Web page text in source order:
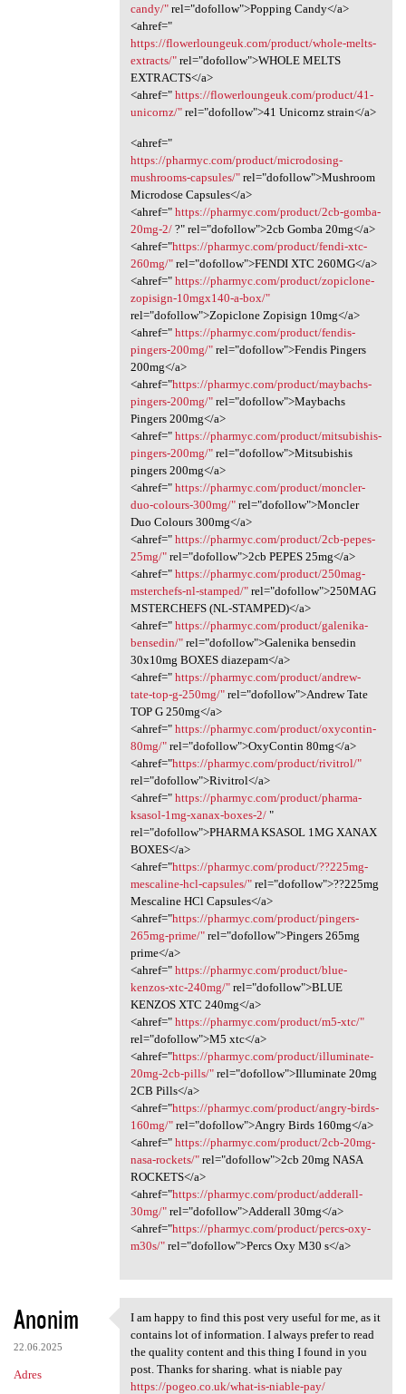
candy/"rel="dofollow">Popping Candy</a>
<ahref="
https://flowerloungeuk.com/product/whole-melts-
extracts/"rel="dofollow">WHOLE MELTS
EXTRACTS</a>
<ahref=" https://flowerloungeuk.com/product/41-
unicornz/"rel="dofollow">41 Unicornz strain</a>
<ahref="
https://pharmyc.com/product/microdosing-
mushrooms-capsules/"rel="dofollow">Mushroom
Microdose Capsules</a>
<ahref=" https://pharmyc.com/product/2cb-gomba-
20mg-2/?" rel="dofollow">2cb Gomba 20mg</a>
<ahref="https://pharmyc.com/product/fendi-xtc-
260mg/"rel="dofollow">FENDI XTC 260MG</a>
<ahref=" https://pharmyc.com/product/zopiclone-
zopisign-10mgx140-a-box/"
rel="dofollow">Zopiclone Zopisign 10mg</a>
<ahref=" https://pharmyc.com/product/fendis-
pingers-200mg/"rel="dofollow">Fendis Pingers
200mg</a>
<ahref="https://pharmyc.com/product/maybachs-
pingers-200mg/"rel="dofollow">Maybachs
Pingers 200mg</a>
<ahref=" https://pharmyc.com/product/mitsubishis-
pingers-200mg/"rel="dofollow">Mitsubishis
pingers 200mg</a>
<ahref=" https://pharmyc.com/product/moncler-
duo-colours-300mg/"rel="dofollow">Moncler
Duo Colours 300mg</a>
<ahref=" https://pharmyc.com/product/2cb-pepes-
25mg/"rel="dofollow">2cb PEPES 25mg</a>
<ahref=" https://pharmyc.com/product/250mag-
msterchefs-nl-stamped/"rel="dofollow">250MAG
MSTERCHEFS (NL-STAMPED)</a>
<ahref=" https://pharmyc.com/product/galenika-
bensedin/"rel="dofollow">Galenika bensedin
30x10mg BOXES diazepam</a>
<ahref=" https://pharmyc.com/product/andrew-
tate-top-g-250mg/"rel="dofollow">Andrew Tate
TOP G 250mg</a>
<ahref=" https://pharmyc.com/product/oxycontin-
80mg/"rel="dofollow">OxyContin 80mg</a>
<ahref="https://pharmyc.com/product/rivitrol/"
rel="dofollow">Rivitrol</a>
<ahref=" https://pharmyc.com/product/pharma-
ksasol-1mg-xanax-boxes-2/"
rel="dofollow">PHARMA KSASOL 1MG XANAX
BOXES</a>
<ahref="https://pharmyc.com/product/??225mg-
mescaline-hcl-capsules/"rel="dofollow">??225mg
Mescaline HCl Capsules</a>
<ahref="https://pharmyc.com/product/pingers-
265mg-prime/"rel="dofollow">Pingers 265mg
prime</a>
<ahref=" https://pharmyc.com/product/blue-
kenzos-xtc-240mg/"rel="dofollow">BLUE
KENZOS XTC 240mg</a>
<ahref=" https://pharmyc.com/product/m5-xtc/"
rel="dofollow">M5 xtc</a>
<ahref="https://pharmyc.com/product/illuminate-
20mg-2cb-pills/"rel="dofollow">Illuminate 20mg
2CB Pills</a>
<ahref="https://pharmyc.com/product/angry-birds-
160mg/"rel="dofollow">Angry Birds 160mg</a>
<ahref=" https://pharmyc.com/product/2cb-20mg-
nasa-rockets/"rel="dofollow">2cb 20mg NASA
ROCKETS</a>
<ahref="https://pharmyc.com/product/adderall-
30mg/"rel="dofollow">Adderall 30mg</a>
<ahref="https://pharmyc.com/product/percs-oxy-
m30s/"rel="dofollow">Percs Oxy M30 s</a>
Anonim
22.06.2025
Adres
I am happy to find this post
I am happy to find this post very useful for me, as it
contains lot of information. I always prefer to read
the quality content and this thing I found in you
post. Thanks for sharing. what is niable pay
https://pogeo.co.uk/what-is-niable-pay/